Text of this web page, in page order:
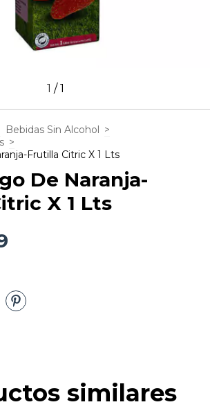
1 /1
Bebidas Sin Alcohol >
>
Frutilla Citric X 1 Lts
De Naranja-
X 1 Lts
similares